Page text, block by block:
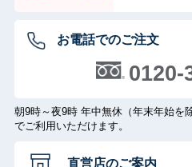
お電話でのご注文
0120-
朝9時～夜9時 年中無休（年末年始を
でご利用いただけます。
直営店のご案内